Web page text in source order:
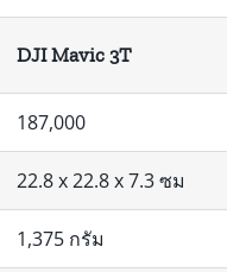
DJI Mavic 3T
187,000
22.8 x 22.8 x 7.3 ซม
1,375 กรัม